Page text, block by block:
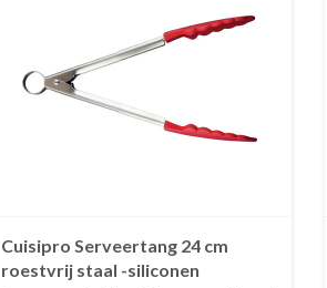
Cuisipro Serveertang 24 cm
roestvrij staal -siliconen